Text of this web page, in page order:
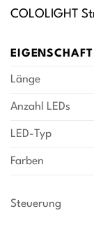
COLOLIGHT
EIGENSCHAFT
Länge
Anzahl LEDs
LED-Typ
Farben
Steuerung